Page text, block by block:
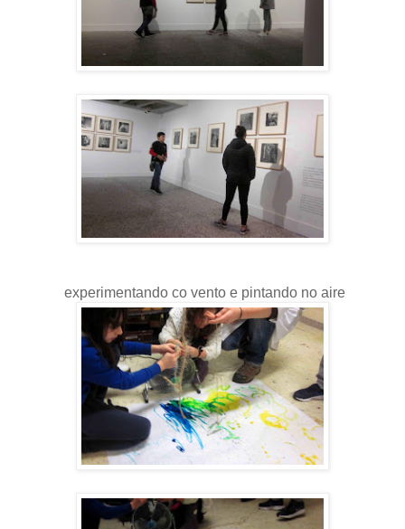
experimentando co vento e pintando no aire